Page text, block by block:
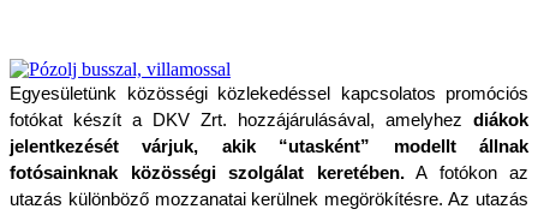
Egyesületünk közösségi közlekedéssel kapcsolatos promóciós
fotókat készít a DKV Zrt. hozzájárulásával, amelyhez diákok
jelentkezését várjuk, akik “utasként” modellt állnak
fotósainknak közösségi szolgálat keretében. A fotókon az
utazás különböző mozzanatai kerülnek megörökítésre. Az utazás